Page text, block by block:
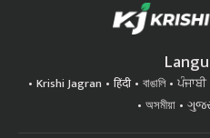
Krishi Jagran हिंदी বাঙালি ਪੰਜਾਬੀ
অসমীয়া